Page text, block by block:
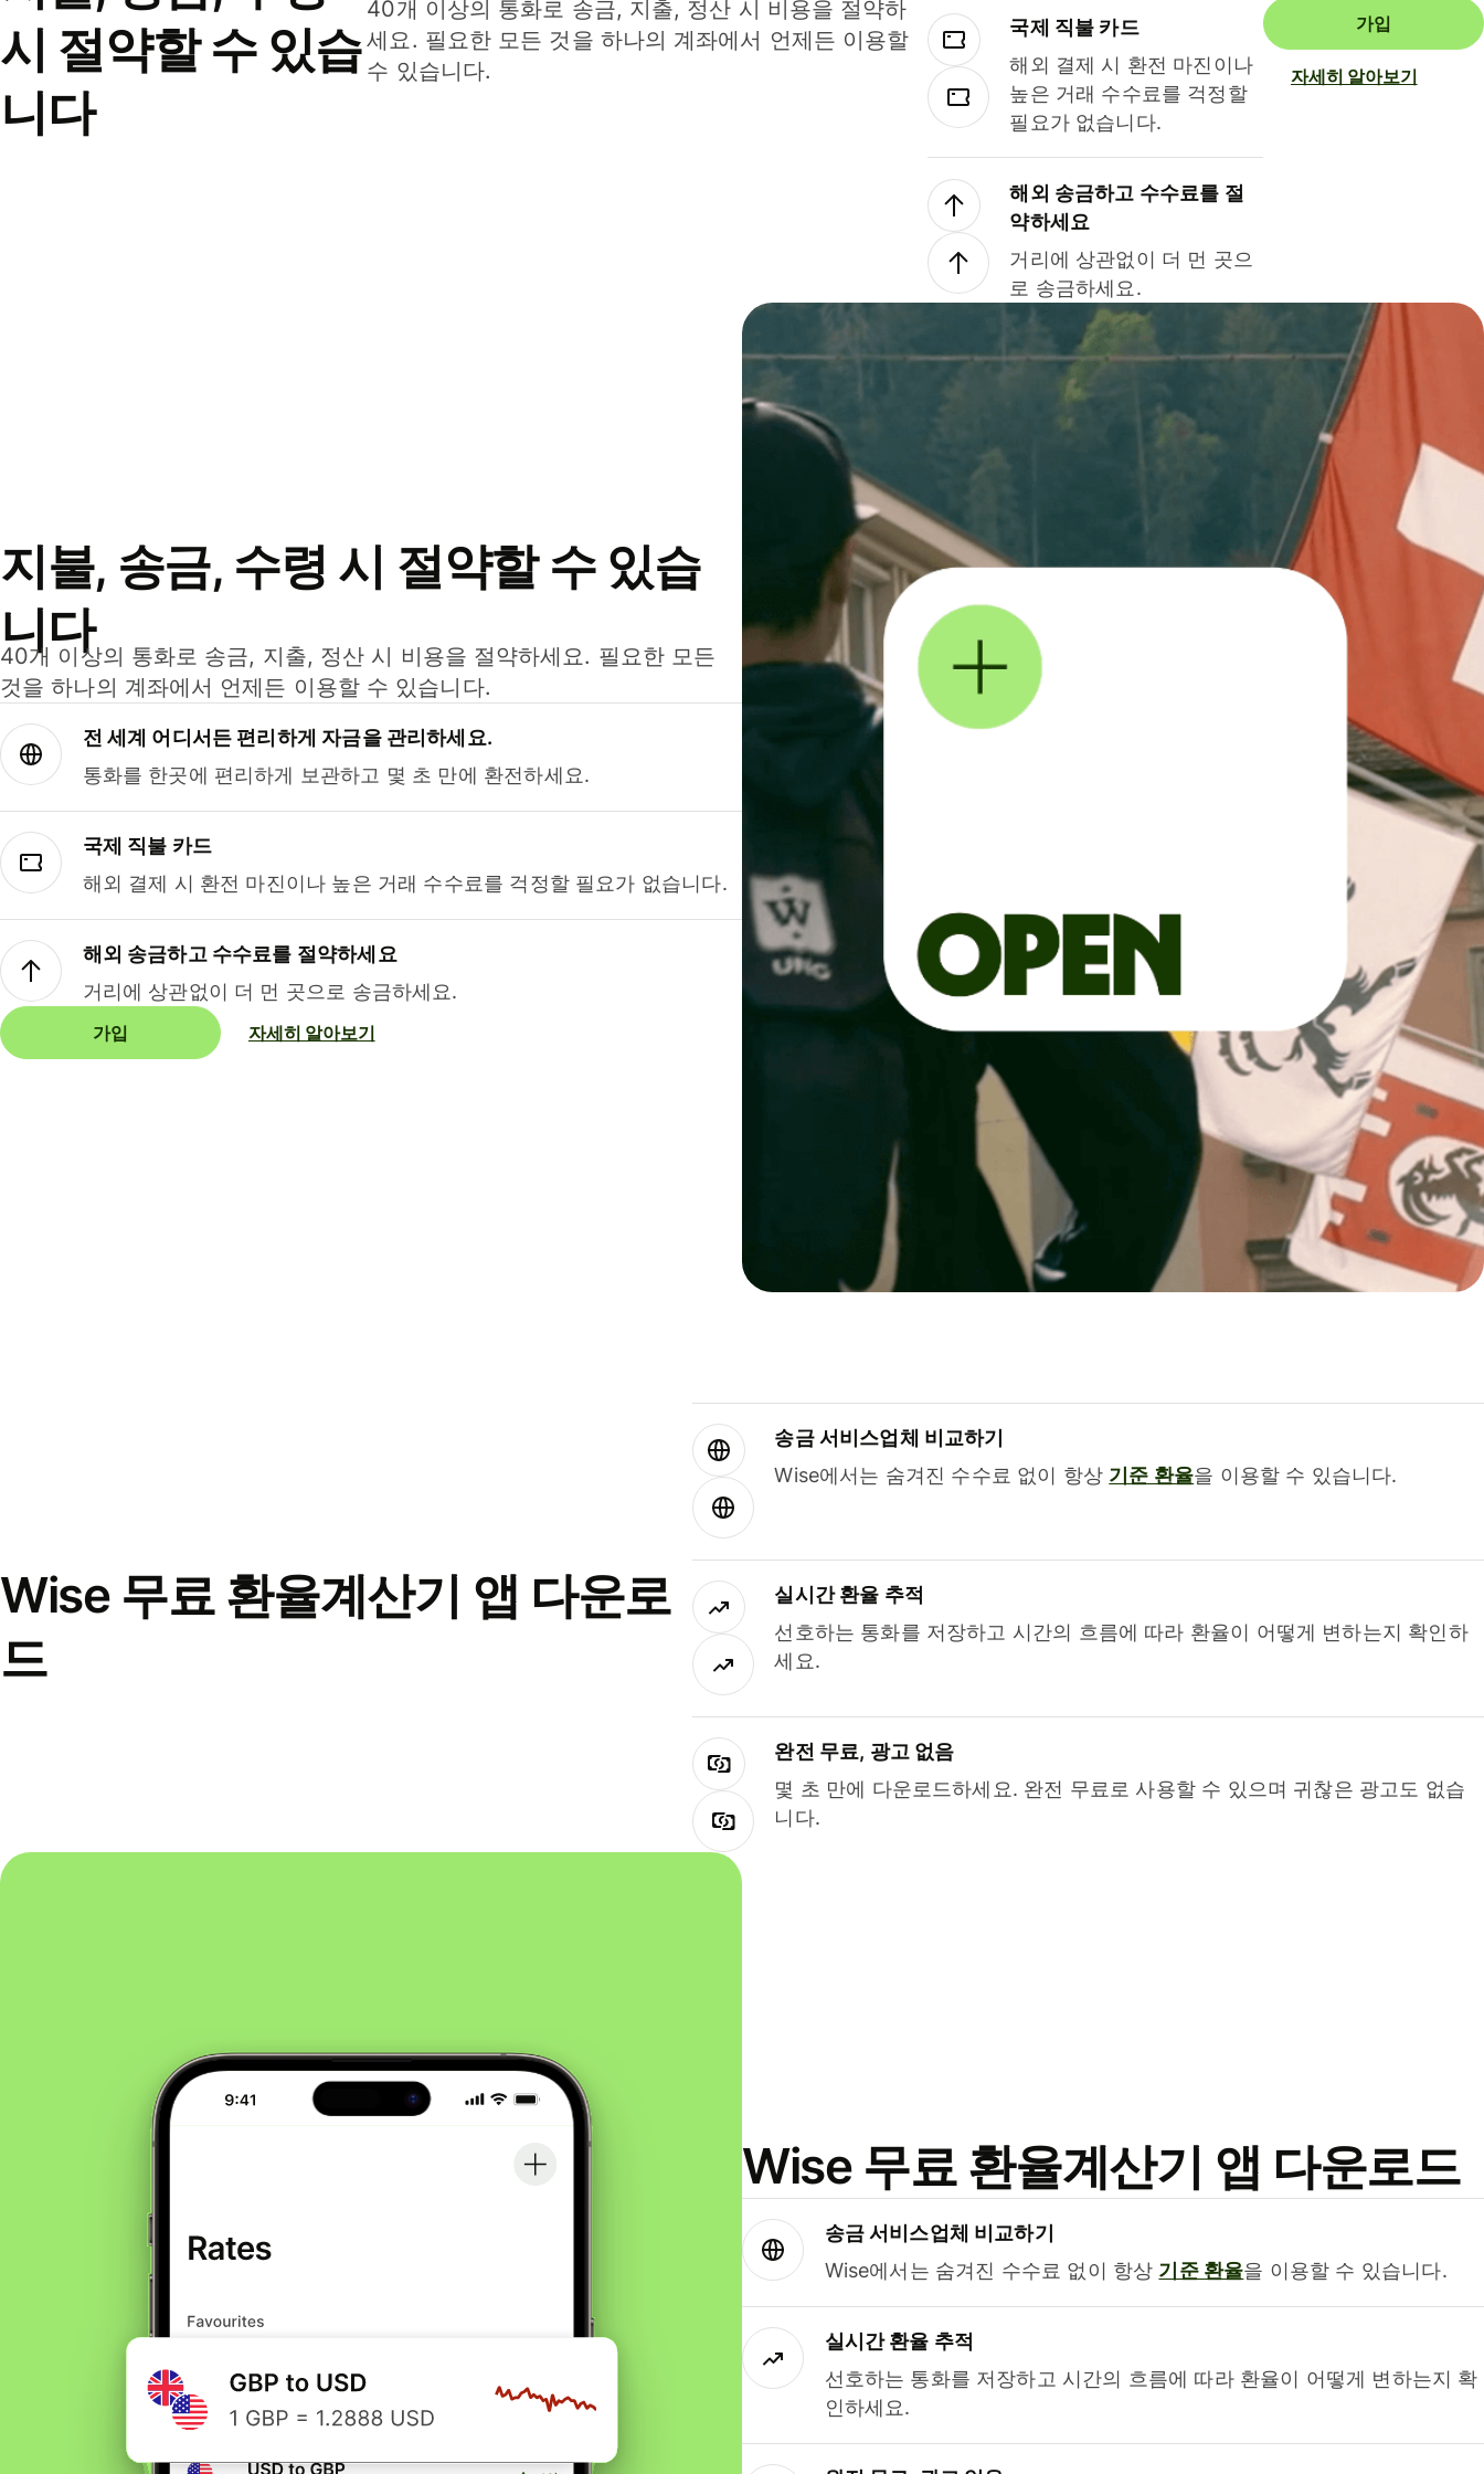
시 절약할 수 있습
니다
40개 이상의 통화로 송금, 지출, 정산 시 비용을 절약하
세요. 필요한 모든 것을 하나의 계좌에서 언제든 이용할
수 있습니다.
국제 직불 카드
해외 결제 시 환전 마진이나
높은 거래 수수료를 걱정할
필요가 없습니다.
해외 송금하고 수수료를 절
약하세요
거리에 상관없이 더 먼 곳으
로 송금하세요.
가입
자세히 알아보기
지불, 송금, 수령 시 절약할 수 있습
니다
40개 이상의 통화로 송금, 지출, 정산 시 비용을 절약하세요. 필요한 모든
것을 하나의 계좌에서 언제든 이용할 수 있습니다.
전 세계 어디서든 편리하게 자금을 관리하세요.
통화를 한곳에 편리하게 보관하고 몇 초 만에 환전하세요.
국제 직불 카드
해외 결제 시 환전 마진이나 높은 거래 수수료를 걱정할 필요가 없습니다.
해외 송금하고 수수료를 절약하세요
거리에 상관없이 더 먼 곳으로 송금하세요.
가입 자세히 알아보기
Wise 무료 환율계산기 앱 다운로
드
송금 서비스업체 비교하기
Wise에서는 숨겨진 수수료 없이 항상 기준 환율을 이용할 수 있습니다.
실시간 환율 추적
선호하는 통화를 저장하고 시간의 흐름에 따라 환율이 어떻게 변하는지 확인하
세요.
완전 무료, 광고 없음
몇 초 만에 다운로드하세요. 완전 무료로 사용할 수 있으며 귀찮은 광고도 없습
니다.
Wise 무료 환율계산기 앱 다운로드
송금 서비스업체 비교하기
Wise에서는 숨겨진 수수료 없이 항상 기준 환율을 이용할 수 있습니다.
실시간 환율 추적
선호하는 통화를 저장하고 시간의 흐름에 따라 환율이 어떻게 변하는지 확
인하세요.